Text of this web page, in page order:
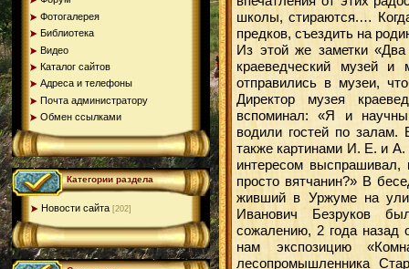
Фотогалерея
Библиотека
Видео
Каталог сайтов
Адреса и телефоны
Почта администратору
Обмен ссылками
Категории раздела
Новости сайта [202]
школы, стираются.…
предков, съездить на
Из этой же заметки
краеведческий музей
отправились в музеи,
Директор музея
вспоминал: «Я и
водили гостей по залам.
также картинами И. Е. и
интересом выспрашивал,
просто вятчанин?» В
живший в Уржуме на
Иванович Безруков
сожалению, 2 года назад
нам экспозицию
лесопромышленника